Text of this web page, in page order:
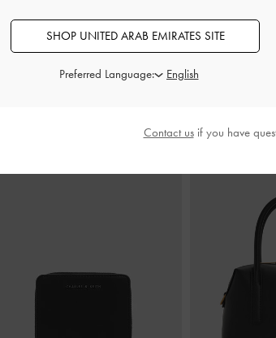
SHOP UNITED ARAB EMIRATES SITE
Preferred Language:
Contact usif you have